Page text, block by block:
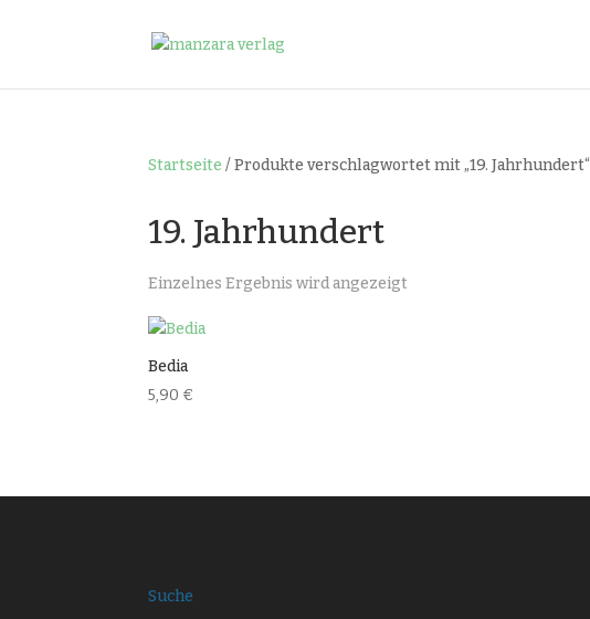
Startseite / Produkte verschlagwortet mit „19. Jahrhundert“
19. Jahrhundert
Einzelnes Ergebnis wird angezeigt
Bedia
5,90 €
Suche